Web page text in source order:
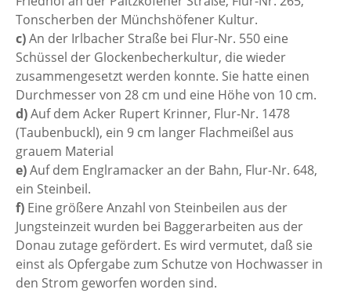
Tonscherben der Münchshöfener Kultur.
c)An der Irlbacher Straße bei Flur-Nr. 550 eine
Schüssel der Glockenbecherkultur, die wieder
zusammengesetzt werden konnte. Sie hatte einen
Durchmesser von 28 cm und eine Höhe von 10 cm.
d)Auf dem Acker Rupert Krinner, Flur-Nr. 1478
(Taubenbuckl), ein 9 cm langer Flachmeißel aus
grauem Material
e)Auf dem Englramacker an der Bahn, Flur-Nr. 648,
ein Steinbeil.
f) Eine größere Anzahl von Steinbeilen aus der
Jungsteinzeit wurden bei Baggerarbeiten aus der
Donau zutage gefördert. Es wird vermutet, daß sie
einst als Opfergabe zum Schutze von Hochwasser in
den Strom geworfen worden sind.